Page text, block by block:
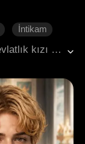
İntikam
Altı yıl önce, seçkin bir askeri ailenin evlatlık kızı Wendy, kuzeni Eva'nın düzenlediği bir komplonun kurbanı oldu. Bu, Lanny ile beklenmedik bir ilişki yaşamasına ve Wendy'nin hamile kalmasına yol açtı. Ailenin itibarını korumak için gerçeği gizleyen Wendy, sonrasında düşmanla işbirliği yapmakla suçlandı. Nihayetinde, Wendy kızı Jenna'yı büyütürken aşağılanmalara katlanarak, düşman ülkeye borç karşılığı hizmetçi olarak gönderildi. Altı yıl sonra, Jenna yardım aramak için Qubus'a kaçtı. Lanny onu kurtardı ancak Eva'nın yalanlarına kanarak daha büyük yanlış anlaşılmalara neden oldu. Lanny şehri saldırıya hazırlanırken, Jenna annesini kurtarmak için hapisten kaçtı, ancak Wendy'nin düşman tarafından bir binadan atılışına tanık oldu. Wendy mucizevi şekilde hayatta kaldı, fakat bu kez Jenna ile birlikte hapsedildi; Lanny ise Eva'ya güvenmeye devam etti. Gerçek, Lanny'nin üstü Vince'in, Wendy'nin aslında Owen soyunun kayıp varisi olduğunu açıklayıp Eva'nın suçlarını ortaya çıkarmasıyla aydınlandı. Lanny nihayet yaptıklarından pişman oldu. Ancak artık ruhu ve bedeni kırık olan Wendy, gerçek babası ve ağabeyinin koruması altında oradan ayrıldı ve geçmişiyle tüm bağlarını koparmaya karar verdi.